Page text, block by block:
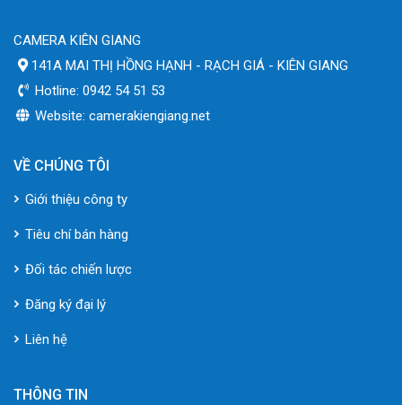
CAMERA KIÊN GIANG
141A MAI THỊ HỒNG HẠNH - RẠCH GIÁ - KIÊN GIANG
Hotline: 0942 54 51 53
Website: camerakiengiang.net
VỀ CHÚNG TÔI
Giới thiệu công ty
Tiêu chí bán hàng
Đối tác chiến lược
Đăng ký đại lý
Liên hệ
THÔNG TIN